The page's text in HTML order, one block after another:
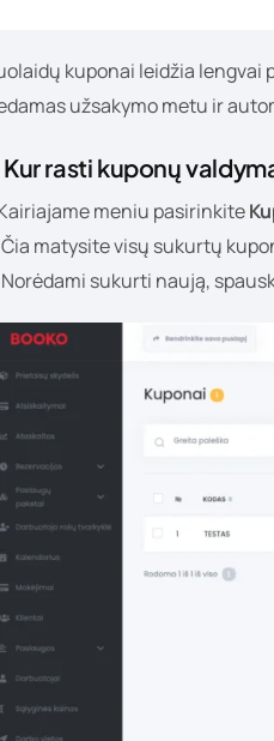
kuponai leidžia lengvai
užsakymo metu ir
Kur rasti kuponų
meniu pasirinkite
matysite visų sukurtų
sukurti naują,